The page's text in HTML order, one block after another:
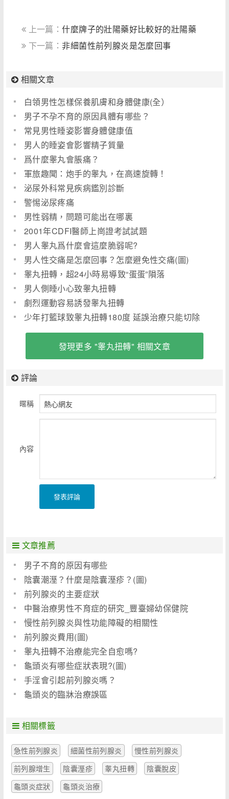
上一篇：什麼牌子的壯陽藥好比較好的壯陽藥
下一篇： 非細菌性前列腺炎是怎麼回事
相關文章
白領男性怎樣保養肌膚和身體健康(全）
男子不孕不育的原因具體有哪些？
常見男性睡姿影響身體健康值
男人的睡姿會影響精子質量
爲什麼睾丸會脹痛？
軍旅趣聞：炮手的睾丸，在高速旋轉！
泌尿外科常見疾病鑑別診斷
警惕泌尿疼痛
男性弱精，問題可能出在哪裏
2001年CDFI醫師上崗證考試試題
男人睾丸爲什麼會這麼脆弱呢?
男人性交痛是怎麼回事？怎麼避免性交痛(圖)
睾丸扭轉，超24小時易導致“蛋蛋”隕落
男人側睡小心致睾丸扭轉
劇烈運動容易誘發睾丸扭轉
少年打籃球致睾丸扭轉180度 延誤治療只能切除
發現更多 "睾丸扭轉" 相關文章
評論
暱稱
內容
發表評論
文章推薦
男子不育的原因有哪些
陰囊潮溼？什麼是陰囊溼疹？(圖)
前列腺炎的主要症狀
中醫治療男性不育症的研究_豐臺婦幼保健院
慢性前列腺炎與性功能障礙的相關性
前列腺炎費用(圖)
睾丸扭轉不治療能完全自愈嗎?
龜頭炎有哪些症狀表現?(圖)
手淫會引起前列腺炎嗎？
龜頭炎的臨牀治療誤區
相關標籤
急性前列腺炎 細菌性前列腺炎
慢性前列腺炎
前列腺增生
陰囊溼疹 睾丸扭轉
陰囊脫皮
龜頭炎症狀
龜頭炎治療